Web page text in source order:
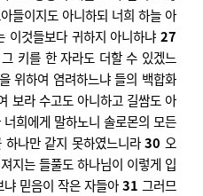
들이지도 아니하되 너희 하늘 아
이것들보다 귀하지 아니하냐 27
키를 한 자라도 더할 수 있겠느
위하여 염려하느냐 들의 백합화
보라 수고도 아니하고 길쌈도 아
너희에게 말하노니 솔로몬의 모든
하나만 같지 못하였느니라30 오
지는 들풀도 하나님이 이렇게 입
믿음이 작은 자들아31 그러므